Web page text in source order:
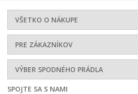
VŠETKO O NÁKUPE
PRE ZÁKAZNÍKOV
VÝBER SPODNÉHO PRÁDLA
SPOJTE SA S NAMI